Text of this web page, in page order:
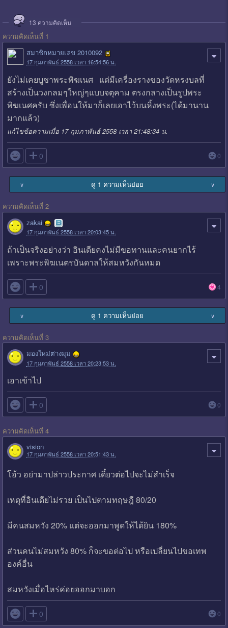
13 ความคิดเห็น
ความคิดเห็นที่ 1
สมาชิกหมายเลข 2010092
17 กุมภาพันธ์ 2558 เวลา 16:54:56 น.
ยังไม่เคยบูชาพระพิฆเนศ แต่มีเครื่องรางของวัดหรงบลที่
สร้างเป็นวงกลมๆใหญ่ๆแบบจตุคาม ตรงกลางเป็นรูปพระ
พิฆเนศครับ ซึ่งเพื่อนให้มาก็เลยเอาไว้บนหิ้งพระ(ได้มานาน
มากแล้ว)
แก้ไขข้อความเมื่อ 17 กุมภาพันธ์ 2558 เวลา 21:48:34 น.
 0 0
∨ ดู 1 ความเห็นย่อย ∨
ความคิดเห็นที่ 2
zakai
17 กุมภาพันธ์ 2558 เวลา 20:03:45 น.
ถ้าเป็นจริงอย่างว่า อินเดียคงไม่มีขอทานและคนยากไร้
เพราะพระพิฆเนตรบันดาลให้สมหวังกันหมด
 0 4
∨ ดู 1 ความเห็นย่อย ∨
ความคิดเห็นที่ 3
มองใหม่ต่างมุม
17 กุมภาพันธ์ 2558 เวลา 20:23:53 น.
เอาเข้าไป
 0 0
ความคิดเห็นที่ 4
vision
17 กุมภาพันธ์ 2558 เวลา 20:51:43 น.
โอ้ว อย่ามาปล่าวประกาศ เดี๋ยวต่อไปจะไม่สำเร็จ
เหตุที่อินเดียไม่รวย เป็นไปตามทฤษฎี 80/20
มีคนสมหวัง 20% แต่จะออกมาพูดให้ได้ยิน 180%
ส่วนคนไม่สมหวัง 80% ก็จะขอต่อไป หรือเปลี่ยนไปขอเทพ
องค์อื่น
สมหวังเมื่อไหร่ค่อยออกมาบอก
 0 0